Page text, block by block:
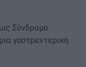
Σύνδρομο
γαστρεντερική